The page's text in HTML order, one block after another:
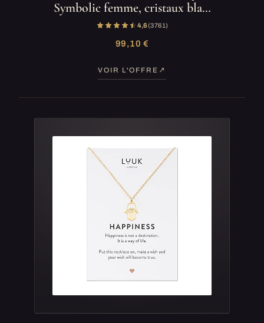
Symbolic femme, cristaux bla…
4,6(3 761)
99,10 €
VOIR L'OFFRE